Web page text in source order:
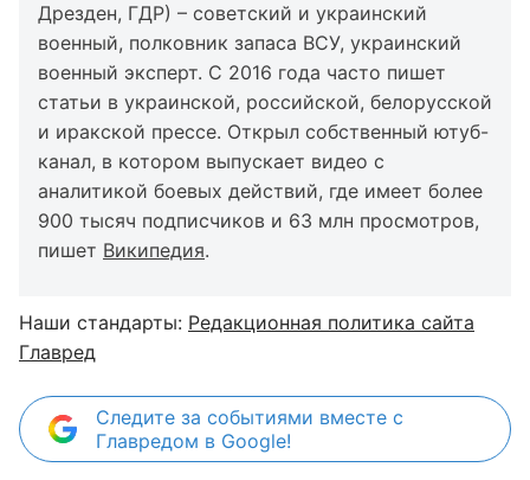
Дрезден, ГДР) – советский и украинский
военный, полковник запаса ВСУ, украинский
военный эксперт. С 2016 года часто пишет
статьи в украинской, российской, белорусской
и иракской прессе. Открыл собственный ютуб-
канал, в котором выпускает видео с
аналитикой боевых действий, где имеет более
900 тысяч подписчиков и 63 млн просмотров,
пишет Википедия.
Наши стандарты: Редакционная политика сайта
Главред
Следите за событиями вместе с
Главредом в Google!